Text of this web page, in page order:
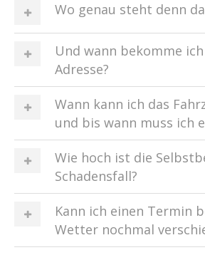
Wo genau steht denn
Und wann bekomme
Adresse?
Wann kann ich das
und bis wann muss ich
Wie hoch ist die
Schadensfall?
Kann ich einen Termin
Wetter nochmal